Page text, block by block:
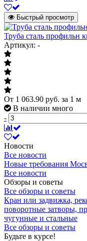
Быстрый просмотр
Труба сталь профильн
Артикул: -
От 1 063.90 руб. за 1 м
В наличии много
-
Новости
Все новости
Новые требования
Все новости
Обзоры и советы
Все обзоры и советы
Кран или задвижка,
поворотные затворы,
чугунные и стальные
Все обзоры и советы
Будьте в курсе!